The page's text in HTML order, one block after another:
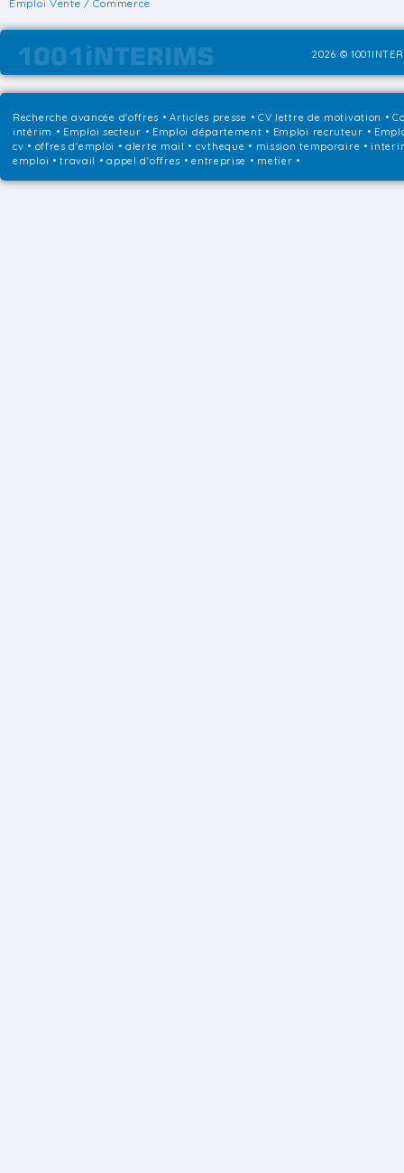
Emploi Vente / Commerce
2026 ©
Recherche avancée d'offres •Articles presse • CV lettre de motivation •
intérim • Emploi secteur • Emploi département • Emploi recruteur •
cv • offres d'emploi • alerte mail • cvtheque • mission temporaire •
emploi • travail • appel d'offres • entreprise • metier •